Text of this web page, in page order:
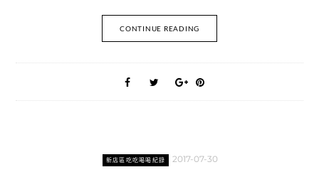
CONTINUE READING
新店區吃吃喝喝紀錄 2017-07-30